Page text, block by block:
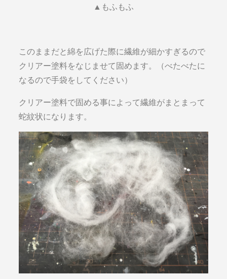
▲もふもふ
このままだと綿を広げた際に繊維が細かすぎるので
クリアー塗料をなじませて固めます。（べたべたに
なるので手袋をしてください）
クリアー塗料で固める事によって繊維がまとまって
蛇紋状になります。